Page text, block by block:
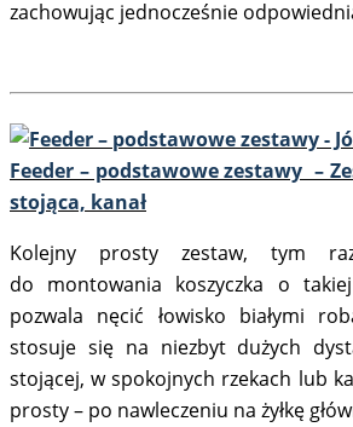
zachowując jednocześnie
Feeder – podstawowe zestawy –
stojąca, kanał
Kolejny prosty zestaw, tym
do montowania koszyczka o
pozwala nęcić łowisko białymi
stosuje się na niezbyt dużych
stojącej, w spokojnych rzekach lub
prosty – po nawleczeniu na żyłkę